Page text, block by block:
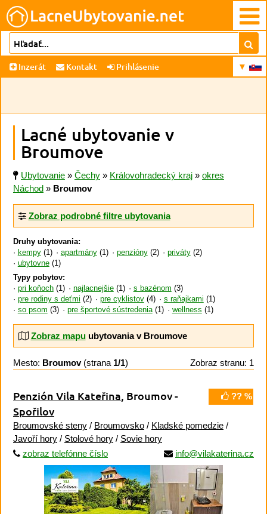
Inzerát Kontakt Prihlásenie
Lacné ubytovanie v
Broumove
Ubytovanie » Čechy » Královohradecký kraj » okres
Náchod » Broumov
Zobraz podrobné filtre ubytovania
Druhy ubytovania:
kempy(1) apartmány(1) penzióny(2) priváty(2)
ubytovne(1)
Typy pobytov:
pri koňoch(1) najlacnejšie(1) s bazénom (3)
pre rodiny s deťmi (2) pre cyklistov(4) s raňajkami (1)
so psom (3) pre športové sústredenia(1) wellness (1)
Zobraz mapuubytovania v Broumove
Mesto: Broumov(strana 1/1) Zobraz stranu: 1
?? %
Penzión Vila Kateřina, Broumov -
Spořilov
Broumovské steny / Broumovsko / Kladské pomedzie /
Javoří hory / Stolové hory / Sovie hory
zobraz telefónne číslo
info@vilakaterina.cz